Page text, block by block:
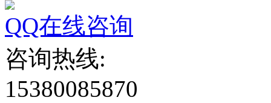
QQ在线咨询
咨询热线:
15380085870